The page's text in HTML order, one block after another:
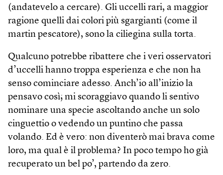
(andatevelo a cercare). Gli uccelli rari, a maggior
ragione quelli dai colori più sgargianti (come il
martin pescatore), sono la ciliegina sulla torta.
Qualcuno potrebbe ribattere che i veri osservatori
d’uccelli hanno troppa esperienza e che non ha
senso cominciare adesso. Anch’io all’inizio la
pensavo così; mi scoraggiavo quando li sentivo
nominare una specie ascoltando anche un solo
cinguettio o vedendo un puntino che passa
volando. Ed è vero: non diventerò mai brava come
loro, ma qual è il problema? In poco tempo ho già
recuperato un bel po’, partendo da zero.